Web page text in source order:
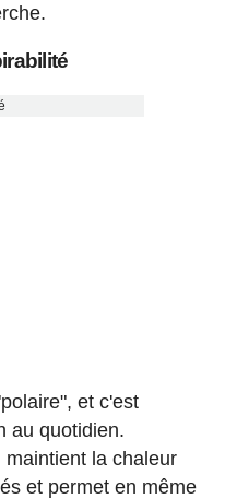
et c'est
au quotidien.
maintient la chaleur
et permet en même